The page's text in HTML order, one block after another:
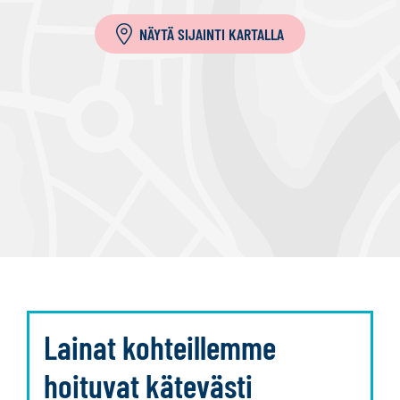
NÄYTÄ SIJAINTI KARTALLA
Lainat kohteillemme
hoituvat kätevästi